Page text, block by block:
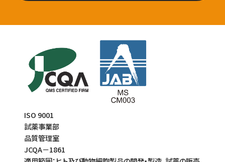
ISO 9001
試薬事業部
品質管理室
JCQA－1861